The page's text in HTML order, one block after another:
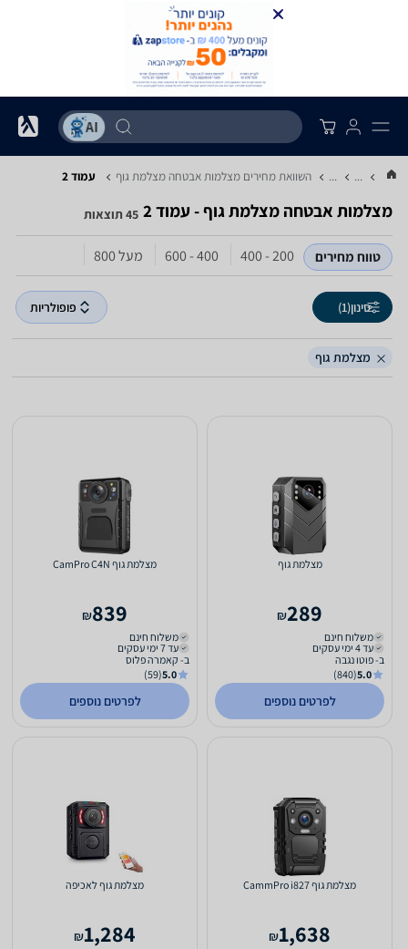
...
... השוואת מחירים מצלמות אבטחה ‏מצלמת גוף עמוד 2
מצלמות אבטחה ‏מצלמת גוף - עמוד 2 45 תוצאות
טווח מחירים 200 - 400
400 - 600 מעל 800
סינון(1) פופולריות
מצלמת גוף
מצלמת גוף
289
₪
משלוח חינם
עד 4 ימי עסקים
ב- פוטו נגבה
5.0
(840)
לפרטים נוספים
מצלמת גוף CamPro C4N
839
₪
משלוח חינם
עד 7 ימי עסקים
ב- קאמרה פלוס
5.0
(59)
לפרטים נוספים
מצלמת גוף CammPro i827
1,638
₪
מצלמת גוף לאכיפה
1,284
₪